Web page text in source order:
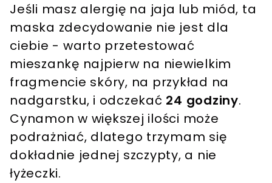
Jeśli masz alergię na jaja lub miód, ta
maska zdecydowanie nie jest dla
ciebie - warto przetestować
mieszankę najpierw na niewielkim
fragmencie skóry, na przykład na
nadgarstku, i odczekać 24 godziny.
Cynamon w większej ilości może
podrażniać, dlatego trzymam się
dokładnie jednej szczypty, a nie
łyżeczki.